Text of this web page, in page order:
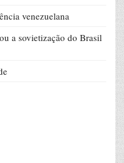
venezuelana
a sovietização do Brasil